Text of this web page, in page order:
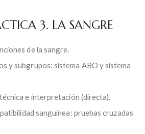
3. LA SANGRE
de la sangre.
y subgrupos: sistema ABO y sistema
e interpretación (directa).
sanguínea: pruebas cruzadas